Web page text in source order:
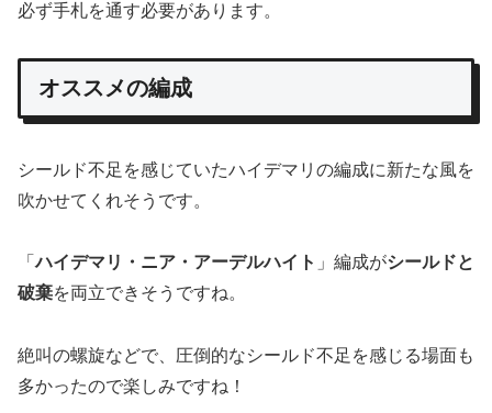
必ず手札を通す必要があります。
オススメの編成
シールド不足を感じていたハイデマリの編成に新たな風を
吹かせてくれそうです。
「ハイデマリ・ニア・アーデルハイト 」編成がシールドと
破棄を両立できそうですね。
絶叫の螺旋などで、圧倒的なシールド不足を感じる場面も
多かったので楽しみですね！